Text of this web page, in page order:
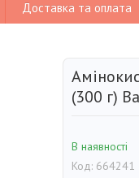
Доставка та оплата
(300 г)
В наявності
Код: 664241